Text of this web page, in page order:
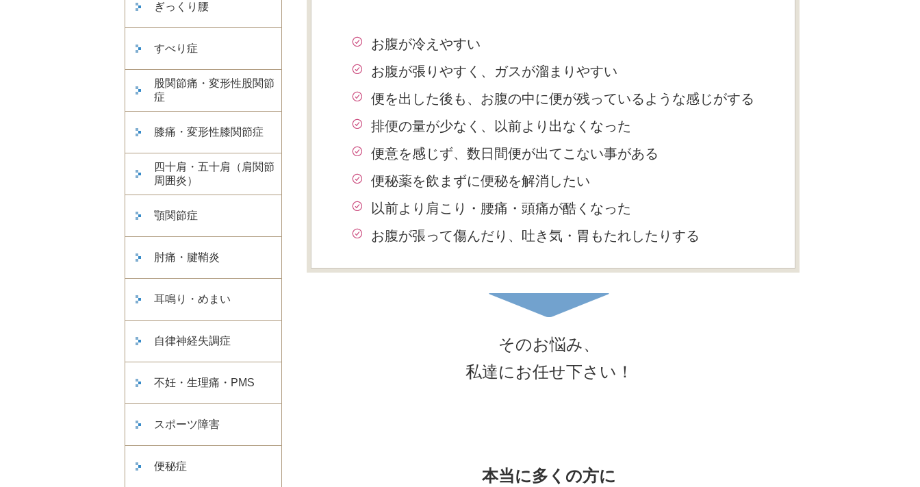
ぎっくり腰
すべり症
股関節痛・変形性股関節
症
膝痛・変形性膝関節症
四十肩・五十肩（肩関節
周囲炎）
顎関節症
肘痛・腱鞘炎
耳鳴り・めまい
自律神経失調症
不妊・生理痛・PMS
スポーツ障害
便秘症
お腹が冷えやすい
お腹が張りやすく、ガスが溜まりやすい
便を出した後も、お腹の中に便が残っているような感じがする
排便の量が少なく、以前より出なくなった
便意を感じず、数日間便が出てこない事がある
便秘薬を飲まずに便秘を解消したい
以前より肩こり・腰痛・頭痛が酷くなった
お腹が張って傷んだり、吐き気・胃もたれしたりする
そのお悩み、
私達にお任せ下さい！
本当に多くの方に